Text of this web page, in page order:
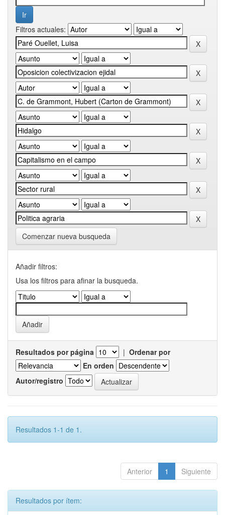
Filtros actuales:
Comenzar nueva busqueda
Añadir filtros:
Usa los filtros para afinar la busqueda.
Resultados por página | Ordenar por
En orden
Autor/registro
Resultados 1-1 de 1.
Anterior 1 Siguiente
Resultados por ítem: